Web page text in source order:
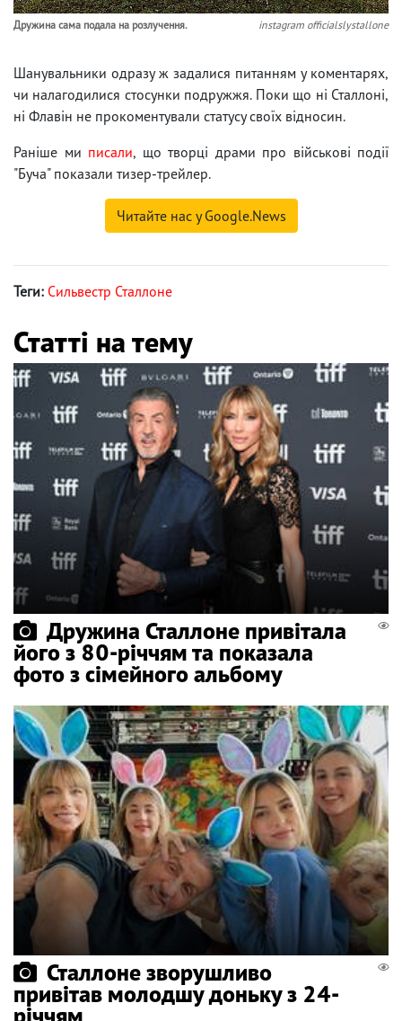
Дружина сама подала на розлучення. instagram officialslystallone
Шанувальники одразу ж задалися питанням у коментарях,
чи налагодилися стосунки подружжя. Поки що ні Сталлоні,
ні Флавін не прокоментували статусу своїх відносин.
Раніше ми писали, що творці драми про військові події
"Буча" показали тизер-трейлер.
Читайте нас у Google.News
Теги: Сильвестр Сталлоне
Статті на тему
Дружина Сталлоне привітала
його з 80-річчям та показала
фото з сімейного альбому
Сталлоне зворушливо
привітав молодшу доньку з 24-